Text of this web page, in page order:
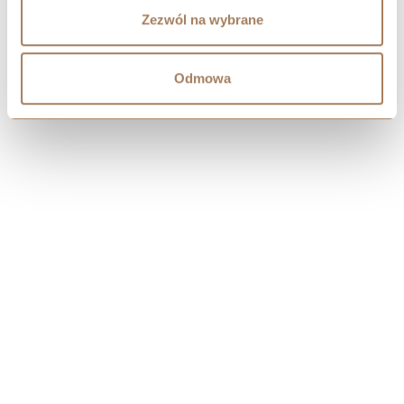
Zezwól na wybrane
Odmowa